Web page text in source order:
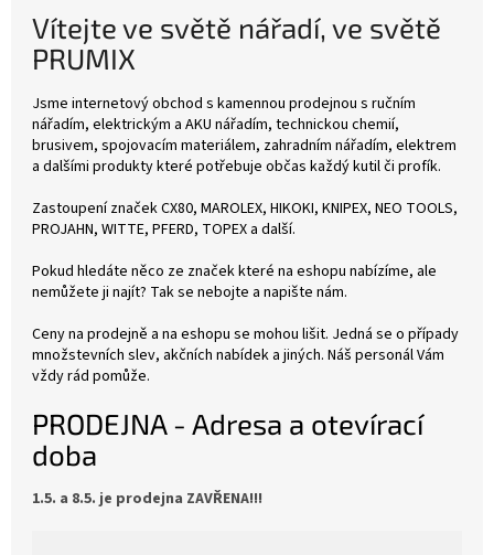
Vítejte ve světě nářadí, ve světě
PRUMIX
Jsme internetový obchod s kamennou prodejnou s ručním
nářadím, elektrickým a AKU nářadím, technickou chemií,
brusivem, spojovacím materiálem, zahradním nářadím, elektrem
a dalšími produkty které potřebuje občas každý kutil či profík.
Zastoupení značek CX80, MAROLEX, HIKOKI, KNIPEX, NEO TOOLS,
PROJAHN, WITTE, PFERD, TOPEX a další.
Pokud hledáte něco ze značek které na eshopu nabízíme, ale
nemůžete ji najít? Tak se nebojte a napište nám.
Ceny na prodejně a na eshopu se mohou lišit. Jedná se o případy
množstevních slev, akčních nabídek a jiných. Náš personál Vám
vždy rád pomůže.
PRODEJNA - Adresa a otevírací
doba
1.5. a 8.5. je prodejna ZAVŘENA!!!